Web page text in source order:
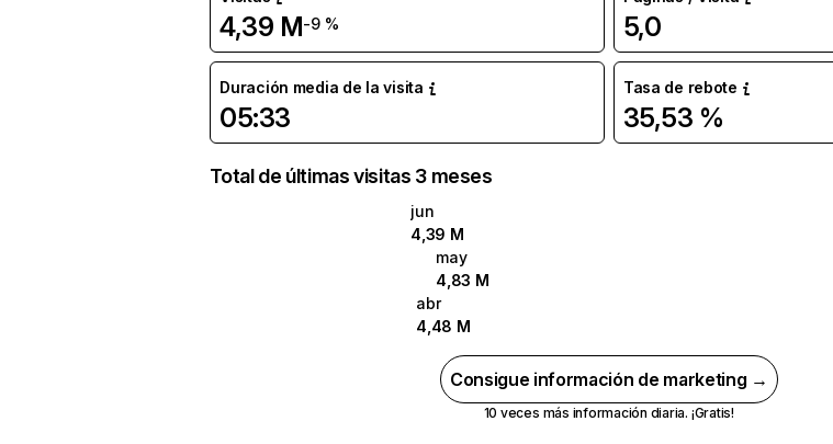
4,39 M-9 % 5,0
Duración media de la visita
05:33
Tasa de rebote
35,53 %
Total de últimas visitas 3 meses
jun
4,39 M
may
4,83 M
abr
4,48 M
Consigue información de marketing →
10 veces más información diaria. ¡Gratis!